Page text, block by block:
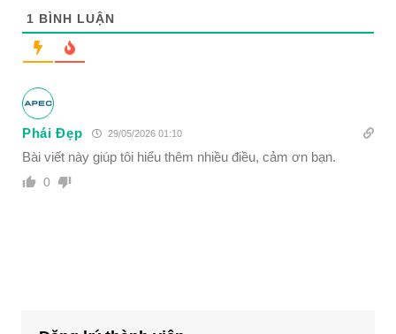
1 BÌNH LUẬN
Phái Đẹp 29/05/2026 01:10
Bài viết này giúp tôi hiểu thêm nhiều điều, cảm ơn bạn.
0